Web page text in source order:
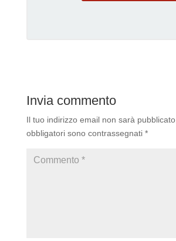
Invia commento
Il tuo indirizzo email non sarà pubblicato.
obbligatori sono contrassegnati *